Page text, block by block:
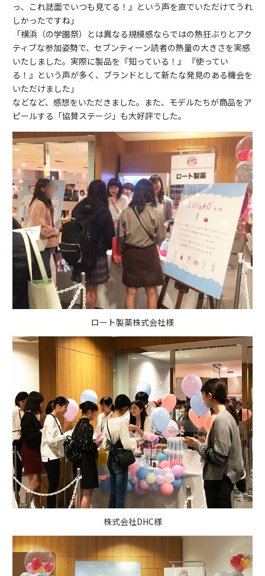
っ、これ誌面でいつも見てる！』という声を直でいただけてうれ
しかったですね」
「横浜（の学園祭）とは異なる規模感ならではの熱狂ぶりとアク
ティブな参加姿勢で、セブンティーン読者の熱量の大きさを実感
いたしました。実際に製品を『知っている！』 『使ってい
る！』という声が多く、ブランドとして新たな発見のある機会を
いただけました」
などなど、感想をいただきました。また、モデルたちが商品をア
ピールする「協賛ステージ」も大好評でした。
ロート製薬株式会社様
株式会社DHC様